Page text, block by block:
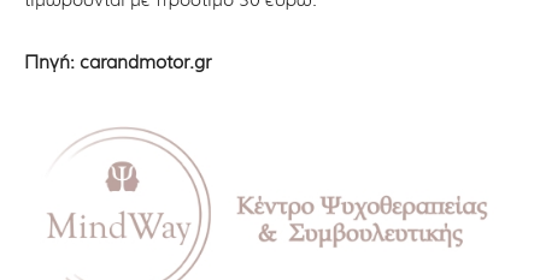
Πηγή: carandmotor.gr